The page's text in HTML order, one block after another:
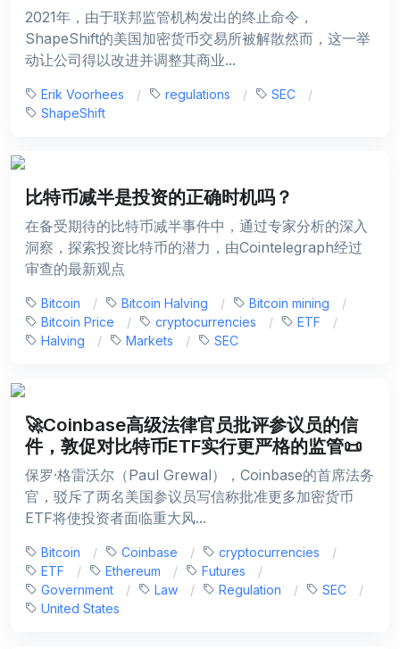
2021年，由于联邦监管机构发出的终止命令，
ShapeShift的美国加密货币交易所被解散然而，这一举
动让公司得以改进并调整其商业...
Erik Voorhees regulations
SEC
ShapeShift
比特币减半是投资的正确时机吗？
在备受期待的比特币减半事件中，通过专家分析的深入
洞察，探索投资比特币的潜力，由Cointelegraph经过
审查的最新观点
Bitcoin Bitcoin Halving
Bitcoin mining
Bitcoin Price
cryptocurrencies
ETF
Halving
Markets SEC
🚀Coinbase高级法律官员批评参议员的信
件，敦促对比特币ETF实行更严格的监管📜
保罗·格雷沃尔（Paul Grewal），Coinbase的首席法务
官，驳斥了两名美国参议员写信称批准更多加密货币
ETF将使投资者面临重大风...
Bitcoin Coinbase
cryptocurrencies
ETF
Ethereum
Futures
Government
Law Regulation
SEC
United States